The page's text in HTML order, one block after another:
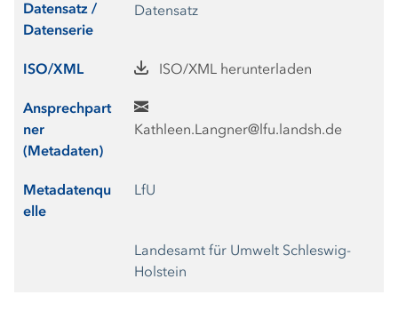
Datensatz /
Datenserie
Datensatz
ISO/XML ISO/XML herunterladen
Ansprechpart
ner
(Metadaten)
Kathleen.Langner@lfu.landsh.de
Metadatenqu
elle
LfU
Landesamt für Umwelt Schleswig-
Holstein